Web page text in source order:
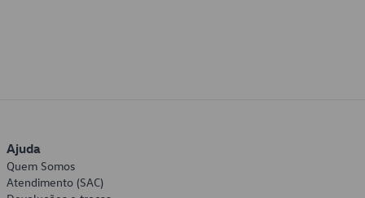
Ajuda
Quem Somos
Atendimento (SAC)